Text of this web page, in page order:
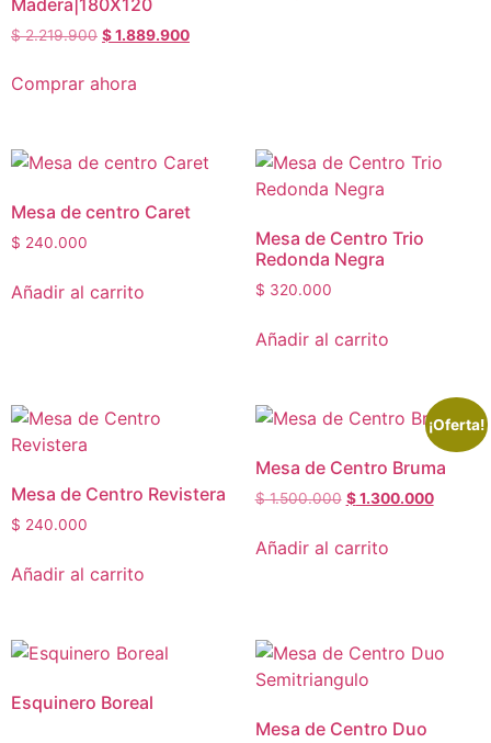
$2.219.900 $1.889.900
Comprar ahora
Mesa de centro Caret
$ 240.000
Añadir al carrito
Mesa de Centro Trio
Redonda Negra
$ 320.000
Añadir al carrito
Mesa de Centro Revistera
$ 240.000
Añadir al carrito
¡Oferta!
Mesa de Centro Bruma
$1.500.000 $1.300.000
Añadir al carrito
Esquinero Boreal
Mesa de Centro Duo